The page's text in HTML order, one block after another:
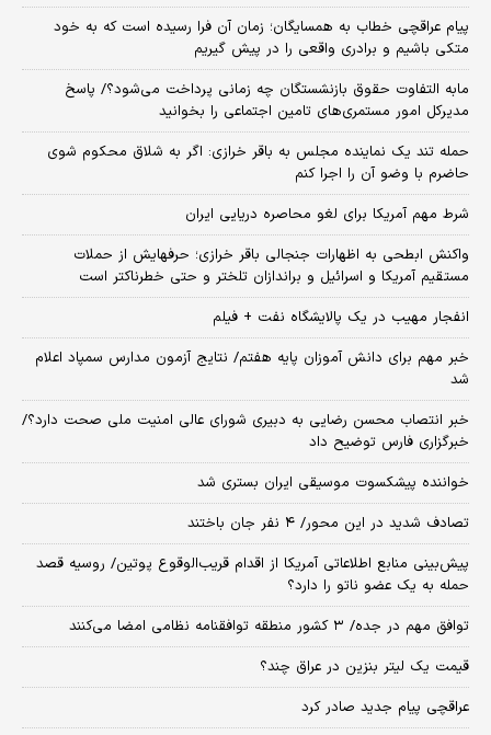
پیام عراقچی خطاب به همسایگان؛ زمان آن فرا رسیده است که به خود
متکی باشیم و برادری واقعی را در پیش گیریم
مابه التفاوت حقوق بازنشستگان چه زمانی پرداخت می‌شود؟/ پاسخ
مدیرکل امور مستمری‌های تامین اجتماعی را بخوانید
حمله تند یک نماینده مجلس به باقر خرازی: اگر به شلاق محکوم شوی
حاضرم با وضو آن را اجرا کنم
شرط مهم آمریکا برای لغو محاصره دریایی ایران
واکنش ابطحی به اظهارات جنجالی باقر خرازی؛ حرفهایش از حملات
مستقیم آمریکا و اسرائیل و براندازان تلختر و حتی خطرناکتر است
انفجار مهیب در یک پالایشگاه نفت + فیلم
خبر مهم برای دانش آموزان پایه هفتم/ نتایج آزمون مدارس سمپاد اعلام
شد
خبر انتصاب محسن رضایی به دبیری شورای عالی امنیت ملی صحت دارد؟/
خبرگزاری فارس توضیح داد
خواننده پیشکسوت موسیقی ایران بستری شد
تصادف شدید در این محور/ ۴ نفر جان باختند
پیش‌بینی منابع اطلاعاتی آمریکا از اقدام قریب‌الوقوع پوتین/ روسیه قصد
حمله به یک عضو ناتو را دارد؟
توافق مهم در جده/ ۳ کشور منطقه توافقنامه نظامی امضا می‌کنند
قیمت یک لیتر بنزین در عراق چند؟
عراقچی پیام جدید صادر کرد